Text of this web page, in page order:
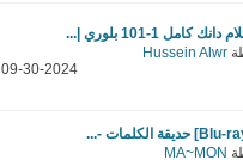
دانك كامل 1-101 بلوري |...
Hussein Alwr
09-30-2024
MA~MON